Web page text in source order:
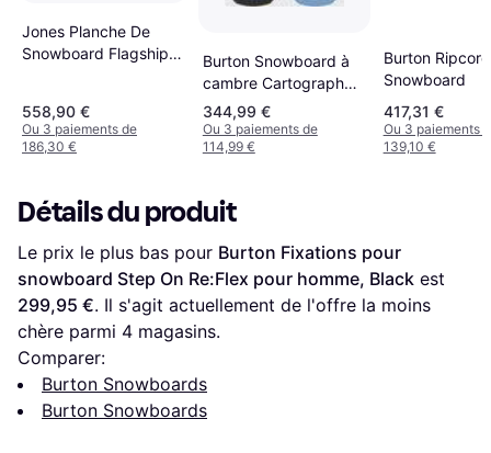
Jones Planche De
Snowboard Flagship
558,90 €
Ou 3 paiements de
186,30 €
Burton Snowboard à
cambre Cartographer,
154
344,99 €
Ou 3 paiements de
114,99 €
Burton
Snowboard
417,31 €
Ou 3 paiements
139,10 €
Détails du produit
Le prix le plus bas pour Burton Fixations pour
snowboard Step On Re:Flex pour homme, Black
299,95 €. Il s'agit actuellement de l'offre la moins
chère parmi 4 magasins.
Comparer:
Burton Snowboards
Burton Snowboards